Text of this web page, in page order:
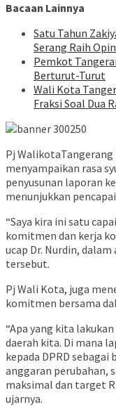
Bacaan Lainnya
Satu Tahun
Serang Raih
Pemkot
Berturut-Turut
Wali Kota
Fraksi Soal Dua
Pj WalikotaTangerang
menyampaikan rasa
penyusunan laporan
menunjukkan
“Saya kira ini satu
komitmen dan kerja
ucap Dr. Nurdin,
tersebut.
Pj Wali Kota, juga
komitmen bersama
“Apa yang kita
daerah kita. Di mana
kepada DPRD sebagai
anggaran perubahan,
maksimal dan target
ujarnya.